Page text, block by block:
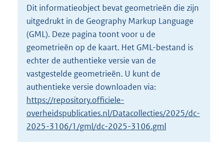
t
t
e
:
1
8
M
b
Dit informatieobject bevat geometrieën die zijn
uitgedrukt in de Geography Markup Language
(GML). Deze pagina toont voor u de
geometrieën op de kaart. Het GML-bestand is
echter de authentieke versie van de
vastgestelde geometrieën. U kunt de
authentieke versie downloaden via:
https://repository.officiele-
overheidspublicaties.nl/Datacollecties/2025/dc-
2025-3106/1/gml/dc-2025-3106.gml